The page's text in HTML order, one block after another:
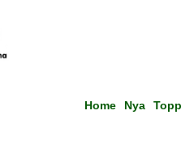
Home Nya Topp